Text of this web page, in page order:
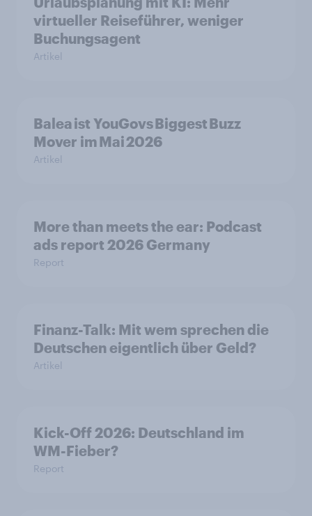
virtueller Reiseführer, weniger
Buchungsagent
Artikel
Balea ist YouGovs Biggest Buzz
Mover im Mai 2026
Artikel
More than meets the ear: Podcast
ads report 2026 Germany
Report
Finanz-Talk: Mit wem sprechen die
Deutschen eigentlich über Geld?
Artikel
Kick-Off 2026: Deutschland im
WM-Fieber?
Report